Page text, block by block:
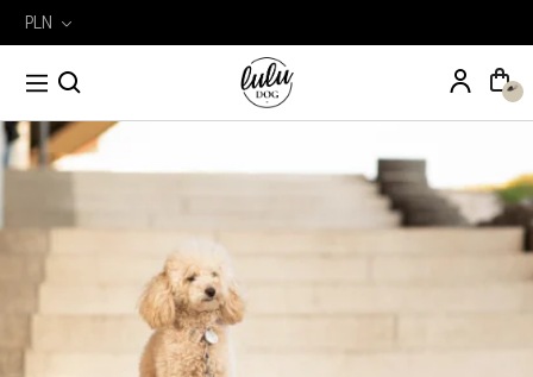
PLN
Wyszukiwarka
produktów